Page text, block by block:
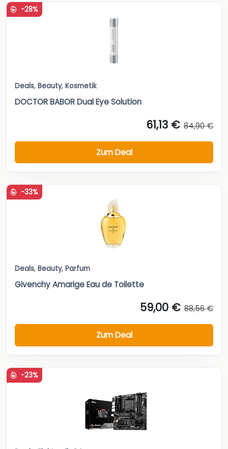
-28%
Deals, Beauty, Kosmetik
DOCTOR BABOR Dual Eye Solution
61,13 € 84,90 €
Zum Deal
-33%
Deals, Beauty, Parfum
Givenchy Amarige Eau de Toilette
59,00 € 88,56 €
Zum Deal
-23%